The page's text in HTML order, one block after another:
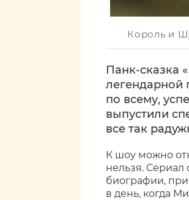
Король и
Панк-сказка
легендарной
по всему,
выпустили
все так
К шоу можно
нельзя. Сериал
биографии,
в день, когда